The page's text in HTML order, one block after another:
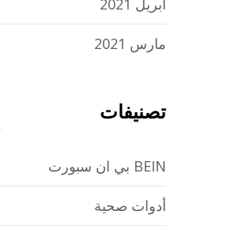
أبريل 2021
مارس 2021
تصنيفات
BEIN بي ان سبورت
أدوات صحية